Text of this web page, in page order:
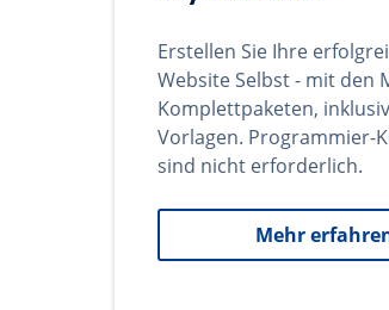
Erstellen Sie Ihre
Website Selbst - mit den
Komplettpaketen,
Vorlagen. Programmier-
sind nicht erforderlich.
Mehr